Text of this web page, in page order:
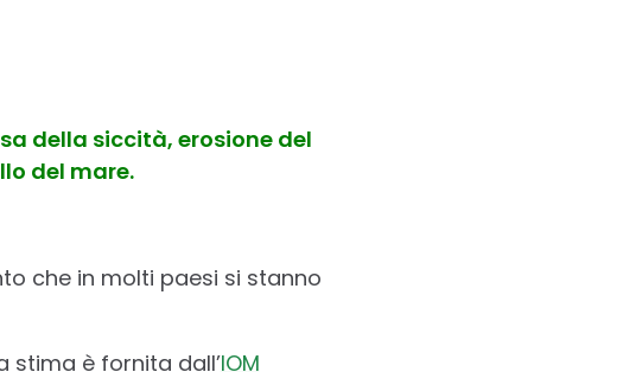
della siccità, erosione del
del mare.
che in molti paesi si stanno
stima è fornita dall’IOM